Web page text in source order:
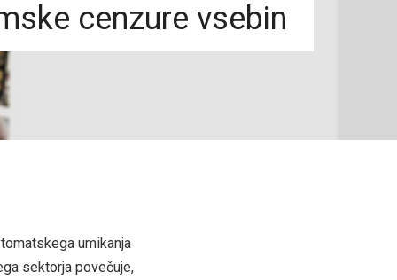
cenzure vsebin
umikanja
sektorja povečuje,